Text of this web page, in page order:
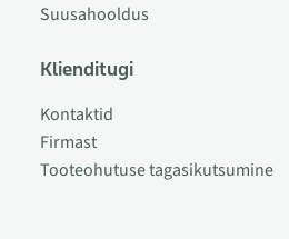
Suusahooldus
Klienditugi
Kontaktid
Firmast
Tooteohutuse tagasikutsumine